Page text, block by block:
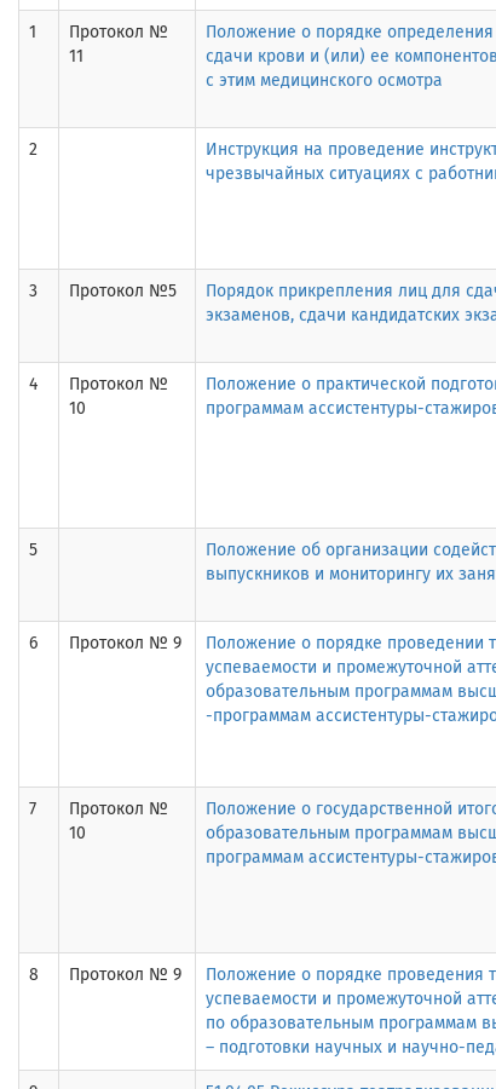
1
Протокол №
11
Положение о порядке
сдачи крови и (или) ее
с этим медицинского осмотра
2
Инструкция на проведение
чрезвычайных ситуациях с
3 Протокол №5
Порядок прикрепления лиц для
экзаменов, сдачи кандидатских
4
Протокол №
10
Положение о практической
программам ассистентуры-
5
Положение об организации
выпускников и мониторингу их
6 Протокол № 9
Положение о порядке проведении
успеваемости и промежуточной
образовательным программам
-программам ассистентуры-
7
Протокол №
10
Положение о государственной
образовательным программам
программам ассистентуры-
8 Протокол № 9
Положение о порядке проведения
успеваемости и промежуточной
по образовательным программам
– подготовки научных и научно-